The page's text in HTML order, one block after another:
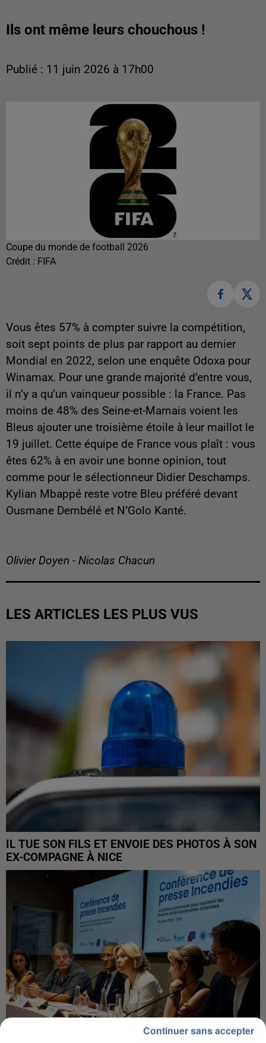
Ils ont même leurs chouchous !
Publié : 11 juin 2026 à 17h00
Coupe du monde de football 2026
Crédit : FIFA
Vous êtes 57% à compter suivre la compétition,
soit sept points de plus par rapport au dernier
Mondial en 2022, selon une enquête Odoxa pour
Winamax. Pour une grande majorité d’entre vous,
il n’y a qu’un vainqueur possible : la France. Pas
moins de 48% des Seine-et-Marnais voient les
Bleus ajouter une troisième étoile à leur maillot le
19 juillet. Cette équipe de France vous plaît : vous
êtes 62% à en avoir une bonne opinion, tout
comme pour le sélectionneur Didier Deschamps.
Kylian Mbappé reste votre Bleu préféré devant
Ousmane Dembélé et N’Golo Kanté.
Olivier Doyen - Nicolas Chacun
LES ARTICLES LES PLUS VUS
IL TUE SON FILS ET ENVOIE DES PHOTOS À SON
EX-COMPAGNE À NICE
Continuer sans accepter